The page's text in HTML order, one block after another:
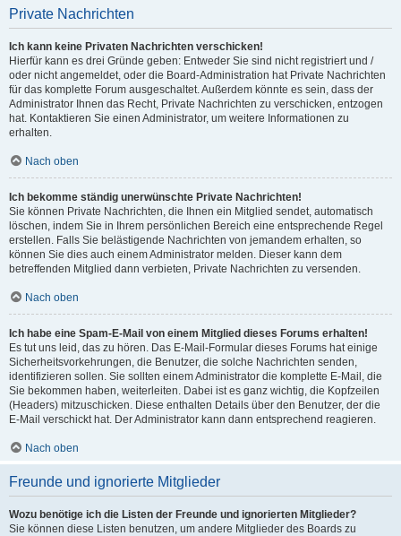
Private Nachrichten
Ich kann keine Privaten Nachrichten verschicken!
Hierfür kann es drei Gründe geben: Entweder Sie sind nicht registriert und /
oder nicht angemeldet, oder die Board-Administration hat Private Nachrichten
für das komplette Forum ausgeschaltet. Außerdem könnte es sein, dass der
Administrator Ihnen das Recht, Private Nachrichten zu verschicken, entzogen
hat. Kontaktieren Sie einen Administrator, um weitere Informationen zu
erhalten.
Nach oben
Ich bekomme ständig unerwünschte Private Nachrichten!
Sie können Private Nachrichten, die Ihnen ein Mitglied sendet, automatisch
löschen, indem Sie in Ihrem persönlichen Bereich eine entsprechende Regel
erstellen. Falls Sie belästigende Nachrichten von jemandem erhalten, so
können Sie dies auch einem Administrator melden. Dieser kann dem
betreffenden Mitglied dann verbieten, Private Nachrichten zu versenden.
Nach oben
Ich habe eine Spam-E-Mail von einem Mitglied dieses Forums erhalten!
Es tut uns leid, das zu hören. Das E-Mail-Formular dieses Forums hat einige
Sicherheitsvorkehrungen, die Benutzer, die solche Nachrichten senden,
identifizieren sollen. Sie sollten einem Administrator die komplette E-Mail, die
Sie bekommen haben, weiterleiten. Dabei ist es ganz wichtig, die Kopfzeilen
(Headers) mitzuschicken. Diese enthalten Details über den Benutzer, der die
E-Mail verschickt hat. Der Administrator kann dann entsprechend reagieren.
Nach oben
Freunde und ignorierte Mitglieder
Wozu benötige ich die Listen der Freunde und ignorierten Mitglieder?
Sie können diese Listen benutzen, um andere Mitglieder des Boards zu